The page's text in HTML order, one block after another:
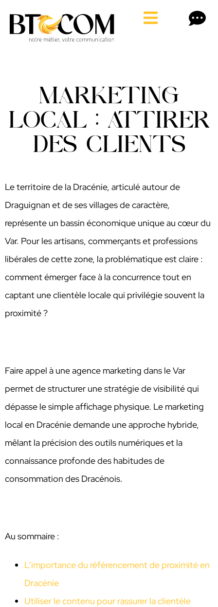
MARKETING
LOCAL : ATTIRER
DES CLIENTS
Le territoire de la Dracénie, articulé autour de
Draguignan et de ses villages de caractère,
représente un bassin économique unique au cœur du
Var. Pour les artisans, commerçants et professions
libérales de cette zone, la problématique est claire :
comment émerger face à la concurrence tout en
captant une clientèle locale qui privilégie souvent la
proximité ?
Faire appel à une agence marketing dans le Var
permet de structurer une stratégie de visibilité qui
dépasse le simple affichage physique. Le marketing
local en Dracénie demande une approche hybride,
mêlant la précision des outils numériques et la
connaissance profonde des habitudes de
consommation des Dracénois.
Au sommaire :
L’importance du référencement de proximité en
Dracénie
Utiliser le contenu pour rassurer la clientèle